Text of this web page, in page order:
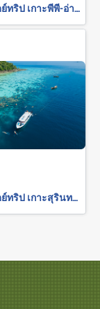
โปรแกรมเดย์ทริป เกาะพีพี-อ่าวมาหยา-ปิเละลากูน-เกาะไม้ไผ่
โปรแกรมเดย์ทริป เกาะสุรินทร์ (รับส่งเฉพาะในภูเก็ต)